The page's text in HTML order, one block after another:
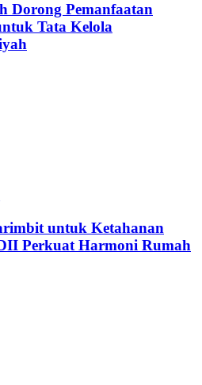
Dorong Pemanfaatan
Tata Kelola
untuk Ketahanan
Perkuat Harmoni Rumah